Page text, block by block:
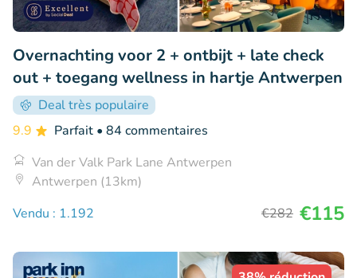
Overnachting voor 2 + ontbijt + late check
out + toegang wellness in hartje Antwerpen
Deal très populaire
9.9
Parfait • 84 commentaires
Van der Valk Park Lane Antwerpen
Antwerpen (13km)
Vendu : 1.192
€282 €115